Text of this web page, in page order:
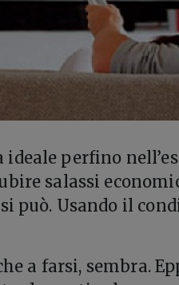
perfino
salassi
può. Usando il
a farsi, sembra.